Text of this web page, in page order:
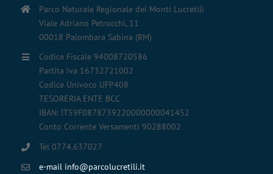
Parco Naturale Regionale dei Monti Lucretili
Viale Adriano Petrocchi, 11
00018 Palombara Sabina (RM)
Codice Fiscale 94008720586
Partita iva 16732721002
Codice Univoco UFP408
TESORERIA ENTE BCC
IBAN: IT59F0878739220000000041452
Conto Corrente Versamenti 90288002
Tel 0774.637027
e-mail info@parcolucretili.it